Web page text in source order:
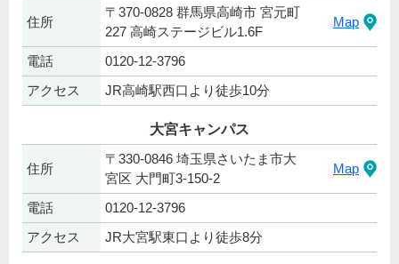
住所
〒370-0828 群馬県高崎市 宮元町
227 高崎ステージビル1.6F
Map
電話
0120-12-3796
アクセス
JR高崎駅西口より徒歩10分
大宮キャンパス
住所
〒330-0846 埼玉県さいたま市大
宮区 大門町3-150-2
Map
電話
0120-12-3796
アクセス
JR大宮駅東口より徒歩8分